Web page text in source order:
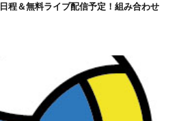
程＆無料ライブ配信予定！組み合わせ